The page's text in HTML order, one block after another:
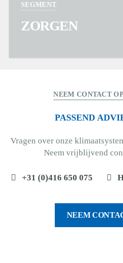
SEGMENT
ZORGEN
NEEM CONTACT
PASSEND
Vragen over onze
Neem vrijblijvend
+31 (0)416 650 075
NEEM